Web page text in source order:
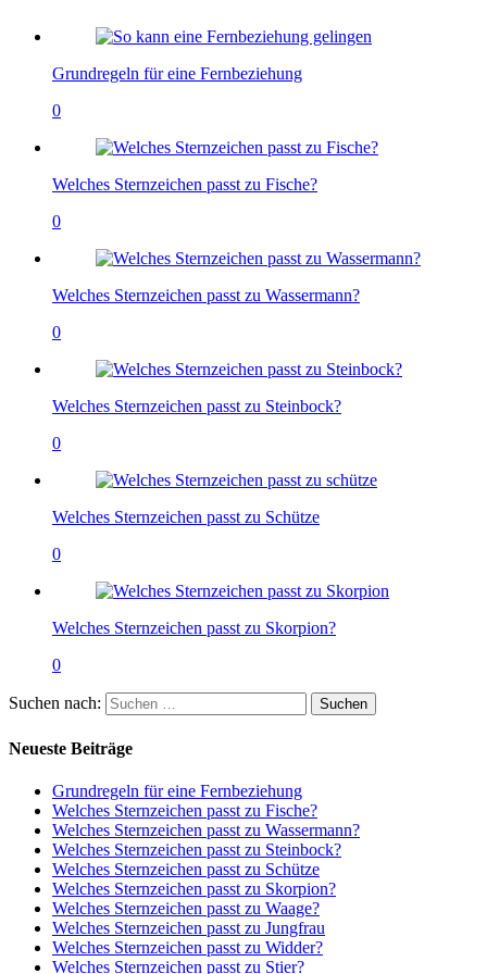
Grundregeln für eine Fernbeziehung
0
Welches Sternzeichen passt zu Fische?
0
Welches Sternzeichen passt zu Wassermann?
0
Welches Sternzeichen passt zu Steinbock?
0
Welches Sternzeichen passt zu Schütze
0
Welches Sternzeichen passt zu Skorpion?
0
Suchen nach:
Neueste Beiträge
Grundregeln für eine Fernbeziehung
Welches Sternzeichen passt zu Fische?
Welches Sternzeichen passt zu Wassermann?
Welches Sternzeichen passt zu Steinbock?
Welches Sternzeichen passt zu Schütze
Welches Sternzeichen passt zu Skorpion?
Welches Sternzeichen passt zu Waage?
Welches Sternzeichen passt zu Jungfrau
Welches Sternzeichen passt zu Widder?
Welches Sternzeichen passt zu Stier?